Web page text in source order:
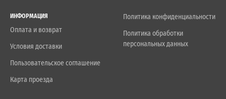
ИНФОРМАЦИЯ
Оплата и возврат
Условия доставки
Пользовательское соглашение
Карта проезда
Политика конфиденциальности
Политика обработки
персональных данных